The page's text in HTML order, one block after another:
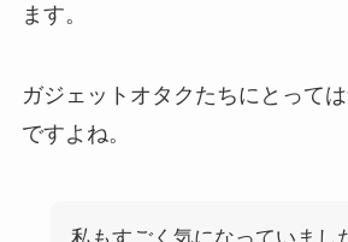
ます。
ガジェットオタクたちにとって
ですよね。